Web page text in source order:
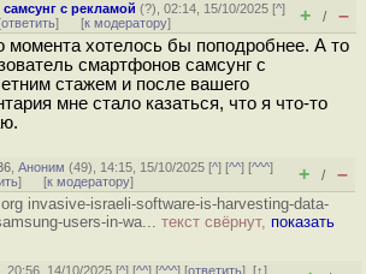
,самсунг с рекламой (?), 02:14, 15/10/2025 [^]
ответить] [к модератору] + / –
момента хотелось бы поподробнее. А то
смартфонов самсунг с
стажем и после вашего
мне стало казаться, что я что-то
,Аноним (49), 14:15, 15/10/2025 [^] [^^] [^^^]
] [к модератору] + / –
invasive-israeli-software-is-harvesting-data-
users-in-wa... текст свёрнут, показать
20:56, 14/10/2025 [^] [^^] [^^^] [ответить][↑]